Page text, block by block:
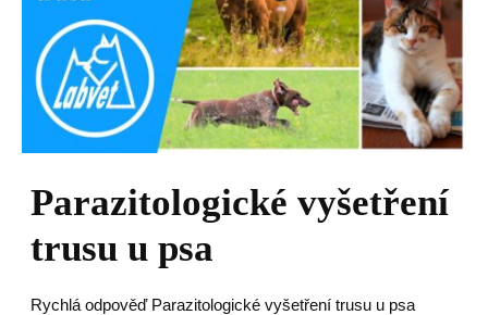
Parazitologické vyšetření
trusu u psa
Rychlá odpověď Parazitologické vyšetření trusu u psa